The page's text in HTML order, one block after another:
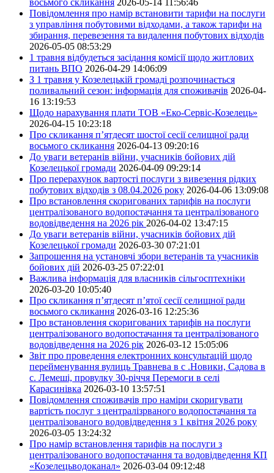
Повідомлення про намір встановити тарифи на послуги
з управління побутовими відходами, а також тарифи на
збирання, перевезення та видалення побутових відходів
2026-05-05 08:53:29
1 травня відбудеться засідання комісії щодо житлових
питань ВПО 2026-04-29 14:06:09
З 1 травня у Козелецькій громаді розпочинається
поливальний сезон: інформація для споживачів 2026-04-
16 13:19:53
Щодо нарахування плати ТОВ «Еко-Сервіс-Козелець»
2026-04-15 10:23:18
Про скликання п’ятдесят шостої сесії селищної ради
восьмого скликання 2026-04-13 09:20:16
До уваги ветеранів війни, учасників бойових дій
Козелецької громади 2026-04-09 09:29:14
Про перерахунок вартості послуги з вивезення рідких
побутових відходів з 08.04.2026 року 2026-04-06 13:09:08
Про встановлення скоригованих тарифів на послуги
централізованого водопостачання та централізованого
водовідведення на 2026 рік 2026-04-02 13:47:15
До уваги ветеранів війни, учасників бойових дій
Козелецької громади 2026-03-30 07:21:01
Запрошення на установчі збори ветеранів та учасників
бойових дій 2026-03-25 07:22:01
Важлива інформація для власників сільгосптехніки
2026-03-20 10:05:40
Про скликання п’ятдесят п’ятої сесії селищної ради
восьмого скликання 2026-03-16 12:25:36
Про встановлення скоригованих тарифів на послуги
централізованого водопостачання та централізованого
водовідведення на 2026 рік 2026-03-12 15:05:06
Звіт про проведення електронних консультацій щодо
перейменування вулиць Травнева в с .Новики, Садова в
с. Лемеші, провулку 30-річчя Перемоги в селі
Карасинівка 2026-03-10 13:57:51
Повідомлення споживачів про наміри скоригувати
вартість послуг з централізрваного водопостачання та
централізованого водовідведення з 1 квітня 2026 року
2026-03-05 13:24:32
Про намір встановлення тарифів на послуги з
централізованого водопостачання та водовідведення КП
«Козелецьводоканал» 2026-03-04 09:12:48